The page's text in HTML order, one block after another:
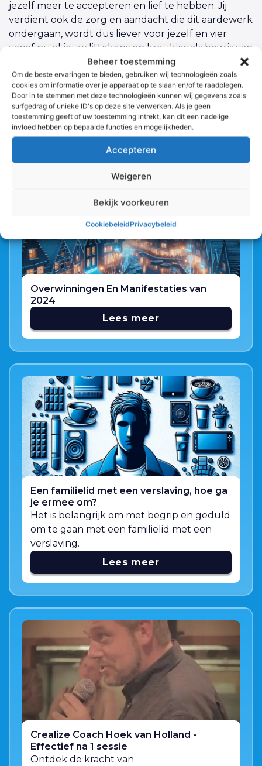
Beheer toestemming
Om de beste ervaringen te bieden, gebruiken wij technologieën zoals
cookies om informatie over je apparaat op te slaan en/of te raadplegen.
Door in te stemmen met deze technologieën kunnen wij gegevens zoals
surfgedrag of unieke ID's op deze site verwerken. Als je geen
toestemming geeft of uw toestemming intrekt, kan dit een nadelige
invloed hebben op bepaalde functies en mogelijkheden.
Accepteren
Weigeren
Bekijk voorkeuren
CookiebeleidPrivacybeleid
jezelf meer te accepteren en lief te hebben. Jij
verdient ook de zorg en aandacht die dit aardewerk
ondergaan, wordt dus liever voor jezelf en vier
vanaf nu al jouw littekens en kreukjes als bewijs van
een vol geleefd leven en dit heeft meer verhaal
dan een onbeschreven blad.
Meer blogposts
Overwinningen En Manifestaties van
2024
Lees meer
Een familielid met een verslaving, hoe ga
je ermee om?
Het is belangrijk om met begrip en geduld
om te gaan met een familielid met een
verslaving.
Lees meer
Crealize Coach Hoek van Holland -
Effectief na 1 sessie
Ontdek de kracht van